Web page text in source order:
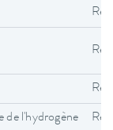
de l'hydrogène